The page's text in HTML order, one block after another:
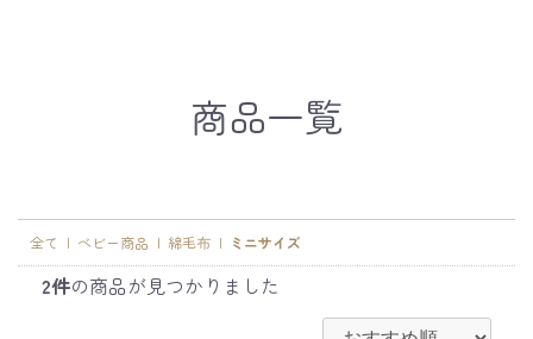
商品一覧
全て | ベビー商品 | 綿毛布 | ミニサイズ
2件の商品が見つかりました